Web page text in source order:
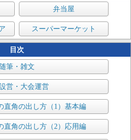
弁当屋
スーパーマーケット
目次
随筆・雑文
営・大会運営
直角の出し方（1）基本編
直角の出し方（2）応用編